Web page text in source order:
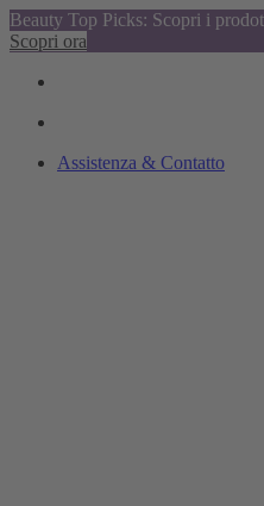
Beauty Top Picks: Scopri i
Scopri ora
Assistenza & Contatto